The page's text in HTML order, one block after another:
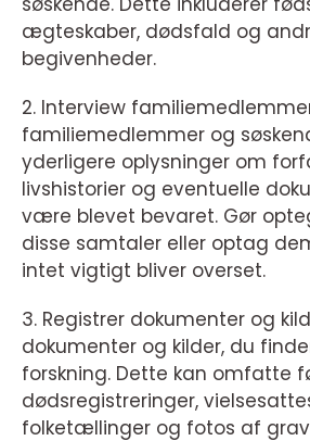
ægteskaber, dødsfald og
begivenheder.
2. Interview
familiemedlemmer og
yderligere oplysninger om
livshistorier og eventuelle
være blevet bevaret. Gør
disse samtaler eller optag
intet vigtigt bliver overset.
3. Registrer dokumenter og
dokumenter og kilder, du
forskning. Dette kan omfatte
dødsregistreringer,
folketællinger og fotos af